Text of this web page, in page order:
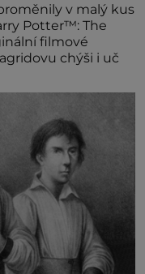
v malý kus
Potter™: The
filmové
chýši i uč